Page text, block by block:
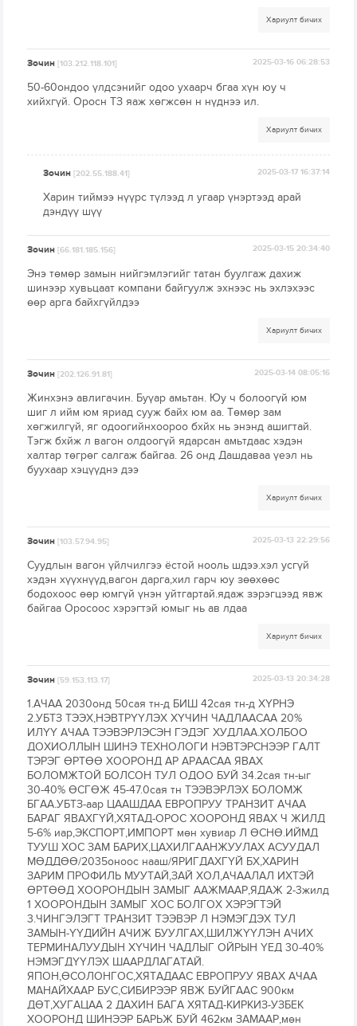
Хариулт бичих
Зочин[103.212.118.101] 2025-03-16 06:28:53
50-60ондоо үлдсэнийг одоо ухаарч бгаа хүн юу ч
хийхгүй. Оросн ТЗ яаж хөгжсөн н нүднээ ил.
Хариулт бичих
Зочин[202.55.188.41] 2025-03-17 16:37:14
Харин тиймээ нүүрс түлээд л угаар үнэртээд арай
дэндүү шүү
Зочин[66.181.185.156] 2025-03-15 20:34:40
Энэ төмөр замын нийгэмлэгийг татан буулгаж дахиж
шинээр хувьцаат компани байгуулж эхнээс нь эхлэхээс
өөр арга байхгүйлдээ
Хариулт бичих
Зочин[202.126.91.81] 2025-03-14 08:05:16
Жинхэнэ авлигачин. Буүар амьтан. Юу ч болоогүй юм
шиг л ийм юм яриад сууж байх юм аа. Төмөр зам
хөгжилгүй, яг одоогийнхоороо бхйх нь энэнд ашигтай.
Тэгж бхйж л вагон олдоогүй ядарсан амьтдаас хэдэн
халтар төгрөг салгаж байгаа. 26 онд Дашдаваа үеэл нь
буухаар хэцүүднэ дээ
Хариулт бичих
Зочин[103.57.94.95] 2025-03-13 22:29:56
Суудлын вагон үйлчилгээ ёстой нооль шдээ.хэл усгүй
хэдэн хүүхнүүд,вагон дарга,хил гарч юу зөөхөөс
бодохоос өөр юмгүй үнэн уйтгартай.ядаж зэрэгцээд явж
байгаа Оросоос хэрэгтэй юмыг нь ав лдаа
Хариулт бичих
Зочин[59.153.113.17] 2025-03-13 20:34:28
1.АЧАА 2030онд 50сая тн-д БИШ 42сая тн-д ХҮРНЭ
2.УБТЗ ТЭЭХ,НЭВТРҮҮЛЭХ ХҮЧИН ЧАДЛААСАА 20%
ИЛҮҮ АЧАА ТЭЭВЭРЛЭСЭН ГЭДЭГ ХУДЛАА.ХОЛБОО
ДОХИОЛЛЫН ШИНЭ ТЕХНОЛОГИ НЭВТЭРСНЭЭР ГАЛТ
ТЭРЭГ ӨРТӨӨ ХООРОНД АР АРААСАА ЯВАХ
БОЛОМЖТОЙ БОЛСОН ТУЛ ОДОО БУЙ 34.2сая тн-ыг
30-40% ӨСГӨЖ 45-47.0сая тн ТЭЭВЭРЛЭХ БОЛОМЖ
БГАА.УБТЗ-аар ЦААШДАА ЕВРОПРУУ ТРАНЗИТ АЧАА
БАРАГ ЯВАХГҮЙ,ХЯТАД-ОРОС ХООРОНД ЯВАХ Ч ЖИЛД
5-6% иар,ЭКСПОРТ,ИМПОРТ мөн хувиар Л ӨСНӨ.ИЙМД
ТУУШ ХОС ЗАМ БАРИХ,ЦАХИЛГААНЖУУЛАХ АСУУДАЛ
МӨДДӨӨ/2035оноос нааш/ЯРИГДАХГҮЙ БХ,ХАРИН
ЗАРИМ ПРОФИЛЬ МУУТАЙ,ЗАЙ ХОЛ,АЧААЛАЛ ИХТЭЙ
ӨРТӨӨД ХООРОНДЫН ЗАМЫГ ААЖМААР,ЯДАЖ 2-3жилд
1 ХООРОНДЫН ЗАМЫГ ХОС БОЛГОХ ХЭРЭГТЭЙ
3.ЧИНГЭЛЭГТ ТРАНЗИТ ТЭЭВЭР Л НЭМЭГДЭХ ТУЛ
ЗАМЫН-ҮҮДИЙН АЧИЖ БУУЛГАХ,ШИЛЖҮҮЛЭН АЧИХ
ТЕРМИНАЛУУДЫН ХҮЧИН ЧАДЛЫГ ОЙРЫН ҮЕД 30-40%
НЭМЭГДҮҮЛЭХ ШААРДЛАГАТАЙ.
ЯПОН,ӨСОЛОНГОС,ХЯТАДААС ЕВРОПРУУ ЯВАХ АЧАА
МАНАЙХААР БУС,СИБИРЭЭР ЯВЖ БУЙГААС 900км
ДӨТ,ХУГАЦАА 2 ДАХИН БАГА ХЯТАД-КИРКИЗ-УЗБЕК
ХООРОНД ШИНЭЭР БАРЬЖ БУЙ 462км ЗАМААР,мөн